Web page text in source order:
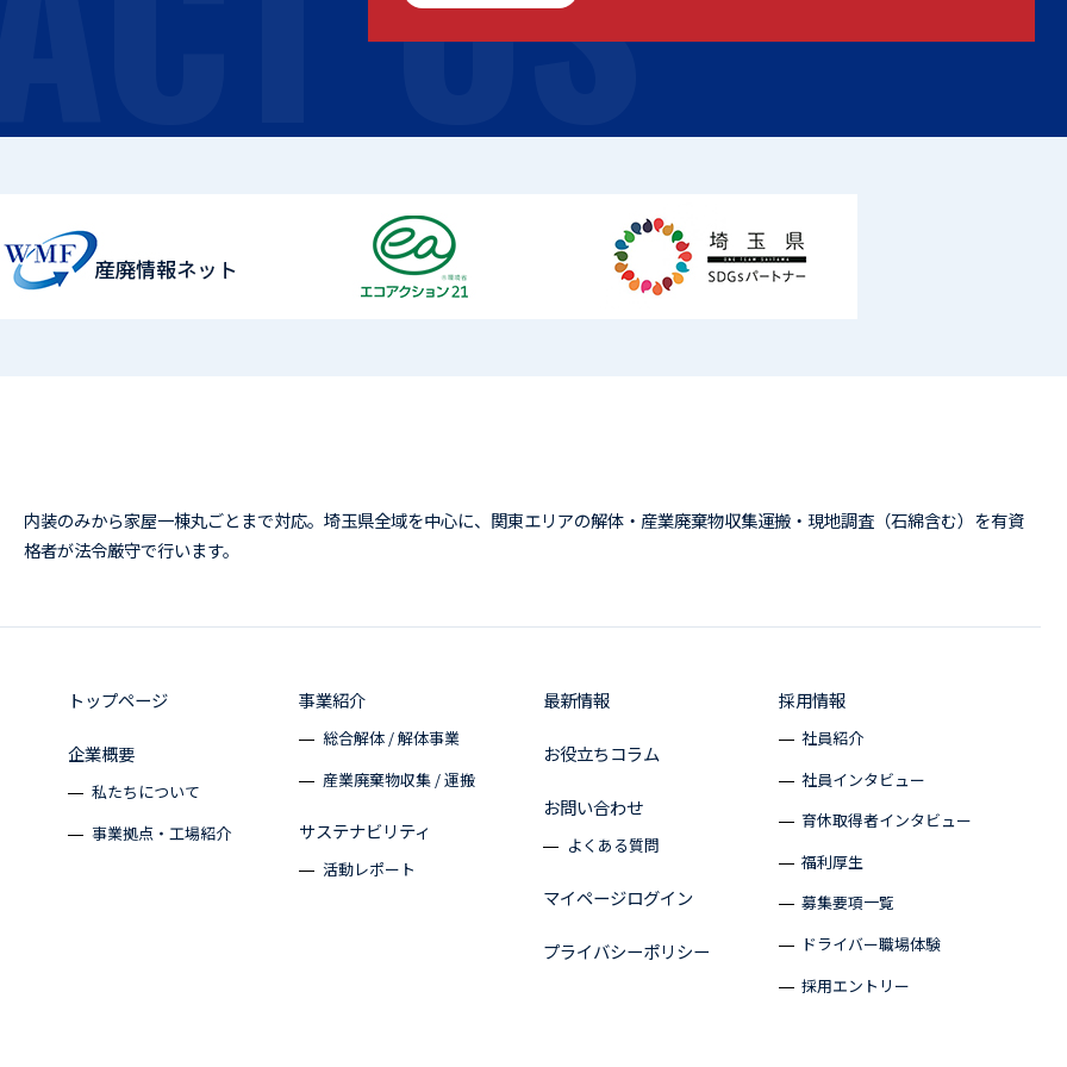
内装のみから家屋一棟丸ごとまで対応。埼玉県全域を中心に、関東エリアの解体・産業廃棄物収集運搬・現地調査（石綿含む）を有資
格者が法令厳守で行います。
トップページ
企業概要
私たちについて
事業拠点・工場紹介
事業紹介
総合解体 / 解体事業
産業廃棄物収集 / 運搬
サステナビリティ
活動レポート
最新情報
お役立ちコラム
お問い合わせ
よくある質問
マイページログイン
プライバシーポリシー
採用情報
社員紹介
社員インタビュー
育休取得者インタビュー
福利厚生
募集要項一覧
ドライバー職場体験
採用エントリー